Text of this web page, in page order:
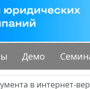
Демо